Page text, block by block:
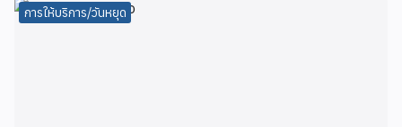
การให้บริการ/วันหยุด